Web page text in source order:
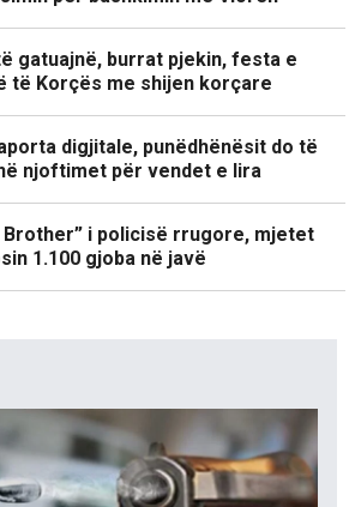
gatuajnë, burrat pjekin, festa e
të Korçës me shijen korçare
digjitale, punëdhënësit do të
njoftimet për vendet e lira
Brother” i policisë rrugore, mjetet
1.100 gjoba në javë